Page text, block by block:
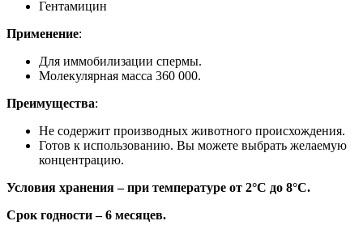
Гентамицин
Применение:
Для иммобилизации спермы.
Молекулярная масса 360 000.
Преимущества:
Не содержит производных животного происхождения.
Готов к использованию. Вы можете выбрать желаемую
концентрацию.
Условия хранения – при температуре от 2°C до 8°C.
Срок годности – 6 месяцев.